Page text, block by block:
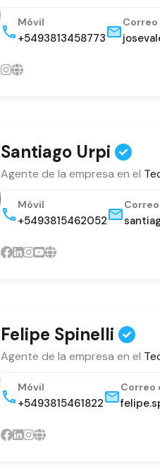
Móvil
+5493813458773
Santiago Urpi
Agente de la empresa en el
Móvil
+5493815462052
Felipe Spinelli
Agente de la empresa en el
Móvil
+5493815461822
Correo